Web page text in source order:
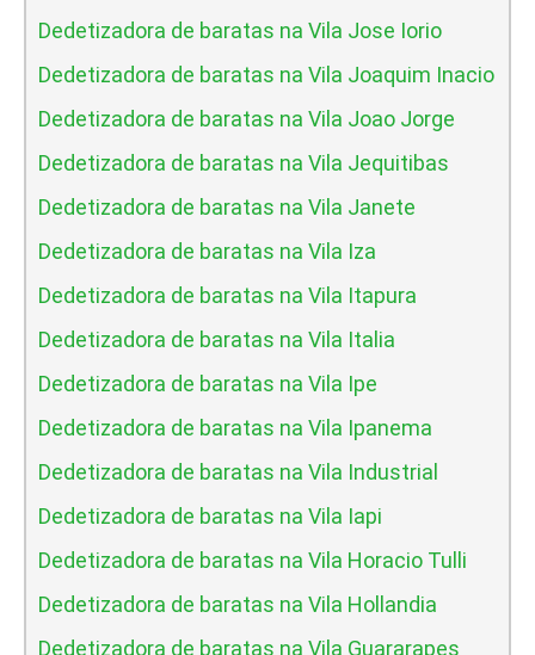
Dedetizadora de baratas na Vila Jose Iorio
Dedetizadora de baratas na Vila Joaquim Inacio
Dedetizadora de baratas na Vila Joao Jorge
Dedetizadora de baratas na Vila Jequitibas
Dedetizadora de baratas na Vila Janete
Dedetizadora de baratas na Vila Iza
Dedetizadora de baratas na Vila Itapura
Dedetizadora de baratas na Vila Italia
Dedetizadora de baratas na Vila Ipe
Dedetizadora de baratas na Vila Ipanema
Dedetizadora de baratas na Vila Industrial
Dedetizadora de baratas na Vila Iapi
Dedetizadora de baratas na Vila Horacio Tulli
Dedetizadora de baratas na Vila Hollandia
Dedetizadora de baratas na Vila Guararapes